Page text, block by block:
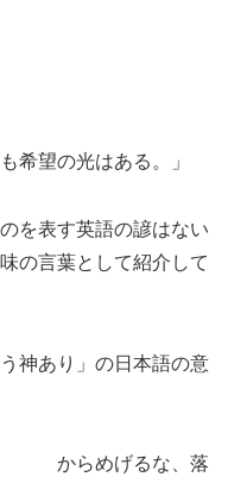
希望の光はある。」
を表す英語の諺はない
の言葉として紹介して
神あり」の日本語の意
る からめげるな、落